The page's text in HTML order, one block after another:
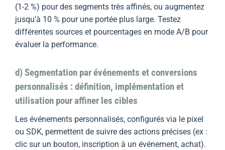
(1-2 %) pour des segments très affinés, ou augmentez
jusqu’à 10 % pour une portée plus large. Testez
différentes sources et pourcentages en mode A/B pour
évaluer la performance.
d) Segmentation par événements et conversions
personnalisés : définition, implémentation et
utilisation pour affiner les cibles
Les événements personnalisés, configurés via le pixel
ou SDK, permettent de suivre des actions précises (ex :
clic sur un bouton, inscription à un événement, achat).